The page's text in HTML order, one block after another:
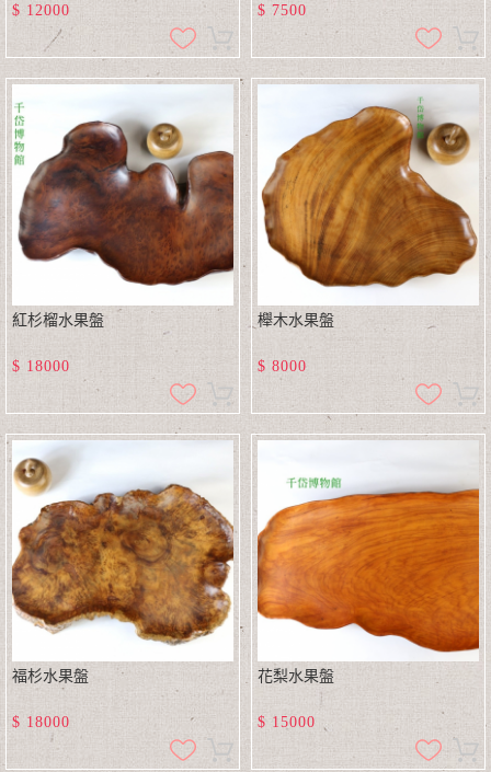
$ 12000 $ 7500
紅杉榴水果盤
$ 18000
櫸木水果盤
$ 8000
福杉水果盤
$ 18000
花梨水果盤
$ 15000